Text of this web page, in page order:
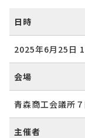
日時
2025年6月25日
会場
青森商工会議所
主催者